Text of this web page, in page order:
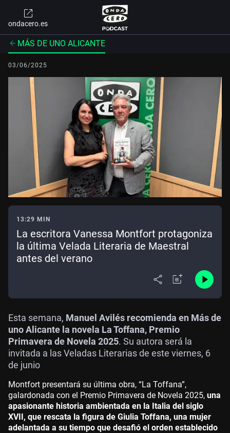
ondacero.es
MÁS DE UNO ALICANTE
03/06/2025
13:29 MIN
La escritora Vanessa Montfort protagoniza
la última Velada Literaria de Maestral
antes del verano
Esta semana, Manuel Avilés recomienda en Más de
uno Alicante la novela La Toffana, Premio
Primavera de Novela 2025. Su autora será la
invitada a las Veladas Literarias de este viernes, 6
de junio
Montfort presentará su última obra, “La Toffana”,
galardonada con el Premio Primavera de Novela 2025, una
apasionante historia ambientada en la Italia del siglo
XVII, que rescata la figura de Giulia Toffana, una mujer
adelantada a su tiempo que desafió el orden establecido